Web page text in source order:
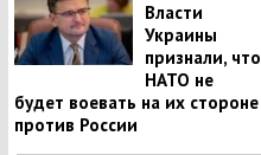
Власти
Украины
признали, что
НАТО не
будет воевать на их стороне
против России